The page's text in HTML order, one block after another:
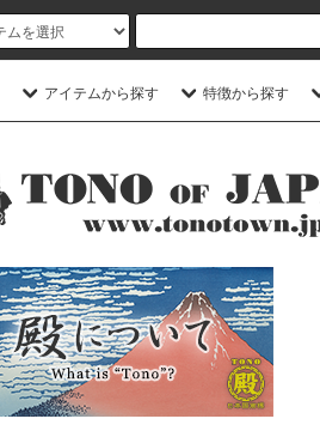
アイテムから探す 特徴から探す